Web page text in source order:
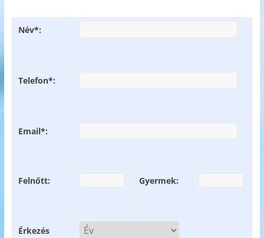
Név*:
Telefon*:
Email*:
Felnőtt: Gyermek:
Érkezés